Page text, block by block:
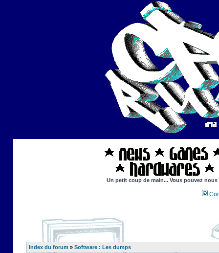
Un petit coup de main... Vous pouvez
Index du forum » Software : Les dumps